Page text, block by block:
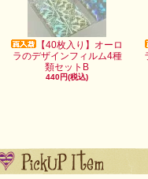
【40枚入り】オーロ
ラのデザインフィルム4種
類セットB
440円(税込)